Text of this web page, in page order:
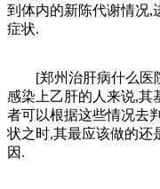
到体内的新陈代谢情况,
症状.
[郑州治肝病什么医
感染上乙肝的人来说,其
者可以根据这些情况去
状之时,其最应该做的还
因.